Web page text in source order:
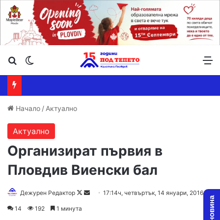
Търсене ...
Начало / Актуално
Актуално
Организират първия в
Пловдив Виенски бал
Дежурен Редактор
F
17:14ч, четвъртък, 14 януари, 2016
14 192 1 минута